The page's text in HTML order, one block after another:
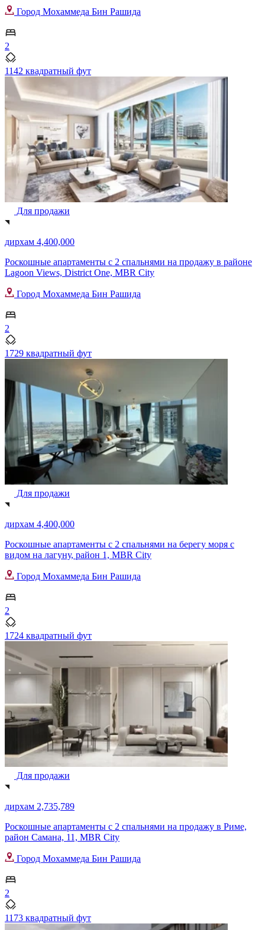
Город Мохаммеда Бин Рашида
2
1142 квадратный фут
Для продажи
дирхам 4,400,000
Роскошные апартаменты с 2 спальнями на продажу в районе
Lagoon Views, District One, MBR City
Город Мохаммеда Бин Рашида
2
1729 квадратный фут
Для продажи
дирхам 4,400,000
Роскошные апартаменты с 2 спальнями на берегу моря с
видом на лагуну, район 1, MBR City
Город Мохаммеда Бин Рашида
2
1724 квадратный фут
Для продажи
дирхам 2,735,789
Роскошные апартаменты с 2 спальнями на продажу в Риме,
район Самана, 11, MBR City
Город Мохаммеда Бин Рашида
2
1173 квадратный фут